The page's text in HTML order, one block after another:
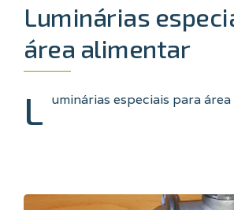
Luminárias
área alimentar
L uminárias especiais para